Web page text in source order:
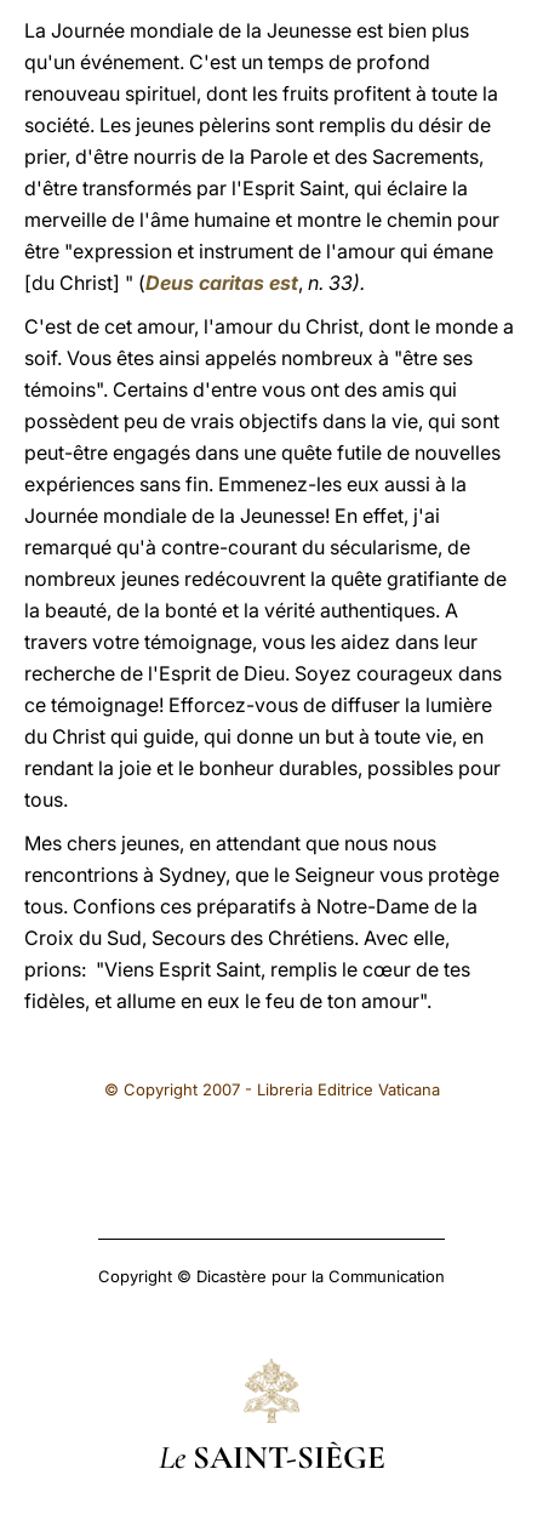
La Journée mondiale de la Jeunesse est bien plus
qu'un événement. C'est un temps de profond
renouveau spirituel, dont les fruits profitent à toute la
société. Les jeunes pèlerins sont remplis du désir de
prier, d'être nourris de la Parole et des Sacrements,
d'être transformés par l'Esprit Saint, qui éclaire la
merveille de l'âme humaine et montre le chemin pour
être "expression et instrument de l'amour qui émane
[du Christ] " (Deus caritas est, n. 33).
C'est de cet amour, l'amour du Christ, dont le monde a
soif. Vous êtes ainsi appelés nombreux à "être ses
témoins". Certains d'entre vous ont des amis qui
possèdent peu de vrais objectifs dans la vie, qui sont
peut-être engagés dans une quête futile de nouvelles
expériences sans fin. Emmenez-les eux aussi à la
Journée mondiale de la Jeunesse! En effet, j'ai
remarqué qu'à contre-courant du sécularisme, de
nombreux jeunes redécouvrent la quête gratifiante de
la beauté, de la bonté et la vérité authentiques. A
travers votre témoignage, vous les aidez dans leur
recherche de l'Esprit de Dieu. Soyez courageux dans
ce témoignage! Efforcez-vous de diffuser la lumière
du Christ qui guide, qui donne un but à toute vie, en
rendant la joie et le bonheur durables, possibles pour
tous.
Mes chers jeunes, en attendant que nous nous
rencontrions à Sydney, que le Seigneur vous protège
tous. Confions ces préparatifs à Notre-Dame de la
Croix du Sud, Secours des Chrétiens. Avec elle,
prions: "Viens Esprit Saint, remplis le cœur de tes
fidèles, et allume en eux le feu de ton amour".
© Copyright 2007 - Libreria Editrice Vaticana
Copyright © Dicastère pour la Communication
Le SAINT-SIÈGE